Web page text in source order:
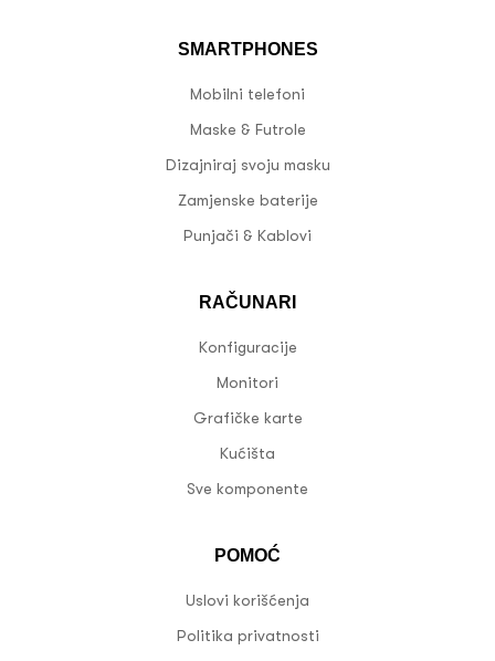
SMARTPHONES
Mobilni telefoni
Maske & Futrole
Dizajniraj svoju masku
Zamjenske baterije
Punjači & Kablovi
RAČUNARI
Konfiguracije
Monitori
Grafičke karte
Kućišta
Sve komponente
POMOĆ
Uslovi korišćenja
Politika privatnosti